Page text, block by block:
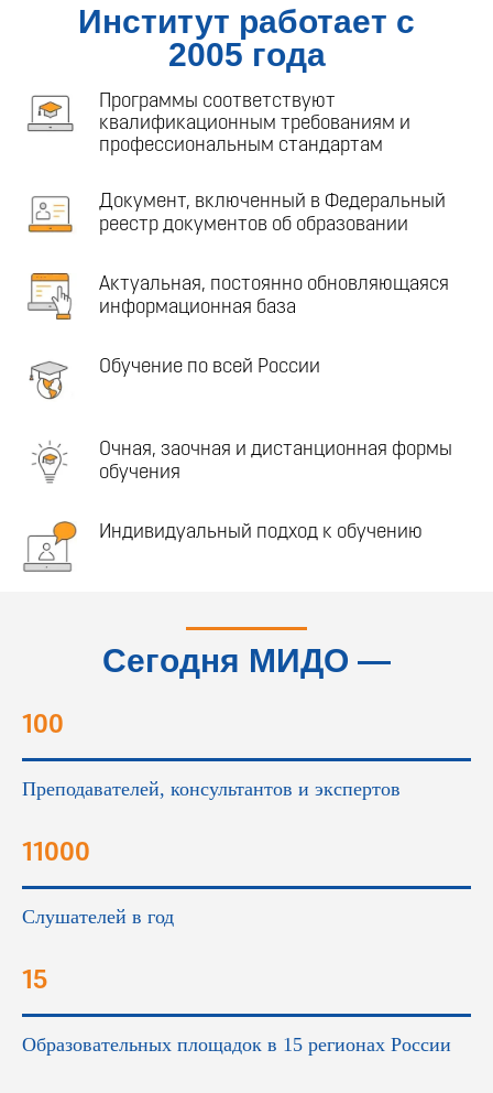
Институт работает с
2005 года
Программы соответствуют
квалификационным требованиям и
профессиональным стандартам
Документ, включенный в Федеральный
реестр документов об образовании
Актуальная, постоянно обновляющаяся
информационная база
Обучение по всей России
Очная, заочная и дистанционная формы
обучения
Индивидуальный подход к обучению
Сегодня МИДО —
100
Преподавателей, консультантов и экспертов
11000
Слушателей в год
15
Образовательных площадок в 15 регионах России